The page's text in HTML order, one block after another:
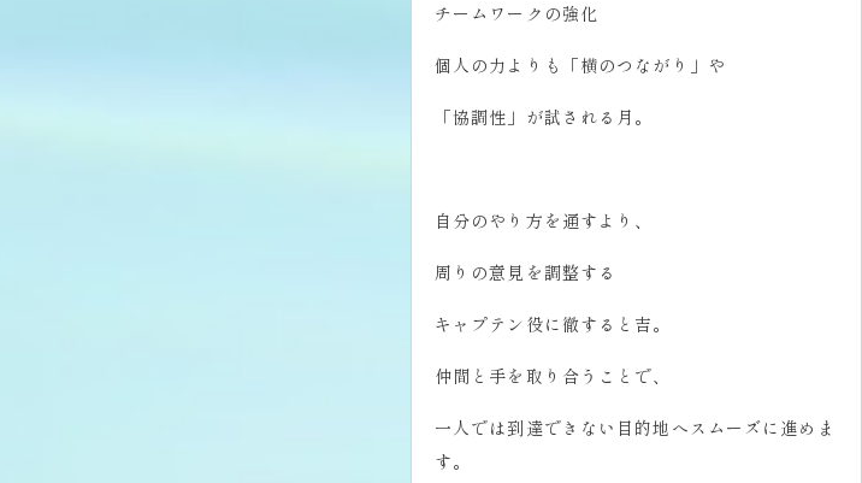
チームワークの強化
個人の力よりも「横のつながり」や
「協調性」が試される月。
自分のやり方を通すより、
周りの意見を調整する
キャプテン役に徹すると吉。
仲間と手を取り合うことで、
一人では到達できない目的地へスムーズに進めま
す。